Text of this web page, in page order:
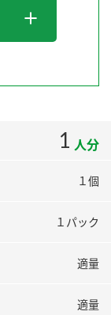
検索
1 人分
１個
１パック
適量
適量